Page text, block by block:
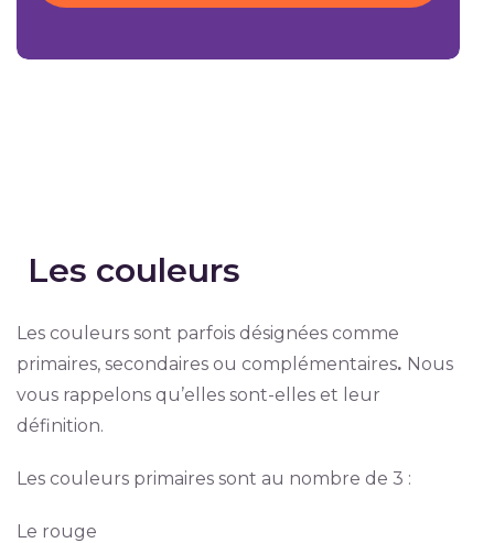
Les couleurs
Les couleurs sont parfois désignées comme
primaires, secondaires ou complémentaires. Nous
vous rappelons qu’elles sont-elles et leur
définition.
Les couleurs primaires sont au nombre de 3 :
Le rouge